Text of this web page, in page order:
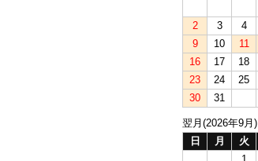
2
3 4
9
10 11
16
17 18
23
24 25
30
31
翌月(2026年9月)
日
月 火